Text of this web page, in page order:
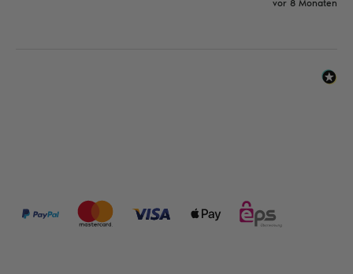
vor 8 Monaten